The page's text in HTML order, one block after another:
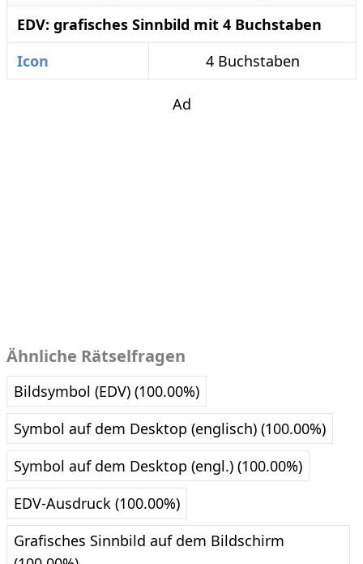
EDV: grafisches Sinnbild mit 4 Buchstaben
Icon
4 Buchstaben
Ad
Ähnliche Rätselfragen
Bildsymbol (EDV) (100.00%)
Symbol auf dem Desktop (englisch) (100.00%)
Symbol auf dem Desktop (engl.) (100.00%)
EDV-Ausdruck (100.00%)
Grafisches Sinnbild auf dem Bildschirm